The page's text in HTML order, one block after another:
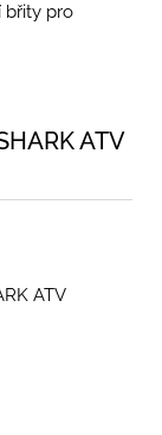
pro
ATV
ATV